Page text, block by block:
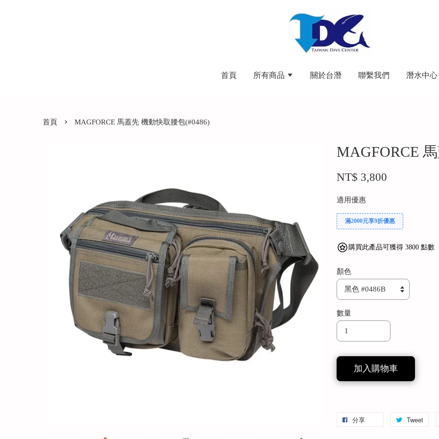
首頁 所有商品 關於台潛 聯繫我們 潛水中心
首頁 › MAGFORCE 馬蓋先 機動快取腰包(#0486)
MAGFORCE
NT$ 3,800
適用優惠
滿2000元享9折優惠
購買此產品可獲得 3800 點數
顏色
數量
加入購物車
分享 Tweet